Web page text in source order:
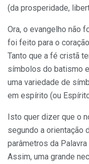
(da prosperidade,
Ora, o evangelho não
foi feito para o
Tanto que a fé cristã
símbolos do batismo
uma variedade de
em espírito (ou
Isto quer dizer que o
segundo a orientação
parâmetros da
Assim, uma grande